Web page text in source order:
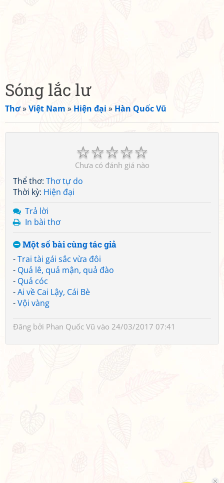
Sóng lắc lư
Thơ»Việt Nam » Hiện đại » Hàn Quốc Vũ
☆
☆
☆
☆
☆
Chưa có đánh giá nào
Thể thơ: Thơ tự do
Thời kỳ: Hiện đại
Trả lời
In bài thơ
Một số bài cùng tác giả
-Trai tài gái sắc vừa đôi
- Quả lê, quả mận, quả đào
- Quả cóc
-Ai về Cai Lậy, Cái Bè
-Vội vàng
Đăng bởi Phan Quốc Vũ vào 24/03/2017 07:41